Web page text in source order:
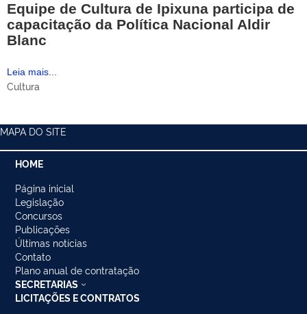
Equipe de Cultura de Ipixuna participa de
capacitação da Política Nacional Aldir
Blanc
Leia mais...
Cultura
MAPA DO SITE
HOME
Página inicial
Legislação
Concursos
Publicações
Últimas notícias
Contato
Plano anual de contratação
SECRETARIAS
LICITAÇÕES E CONTRATOS